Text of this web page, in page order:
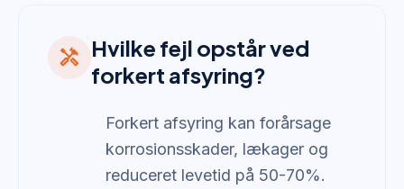
handyman Hvilke fejl opstår ved
forkert afsyring?
Forkert afsyring kan forårsage
korrosionsskader, lækager og
reduceret levetid på 50-70%.